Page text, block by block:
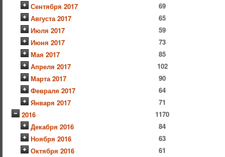
Сентября 2017
69
Августа 2017
65
Июля 2017
59
Июня 2017
73
Мая 2017
85
Апреля 2017
102
Марта 2017
90
Февраля 2017
64
Января 2017
71
2016
1170
Декабря 2016
84
Ноября 2016
63
Октября 2016
61